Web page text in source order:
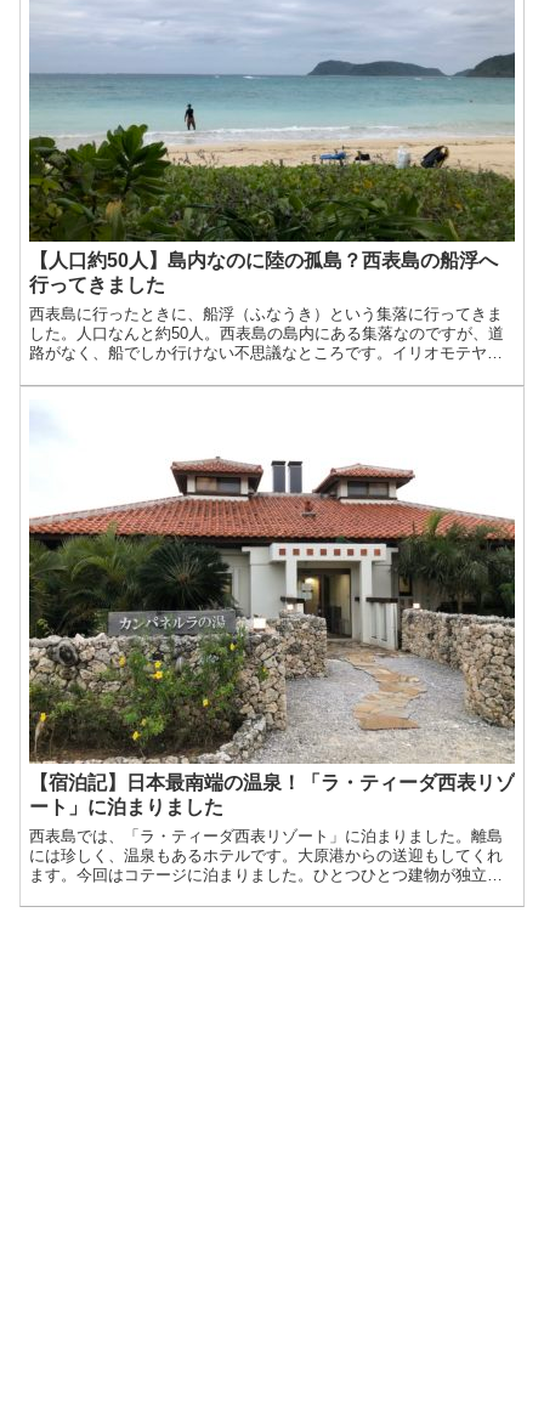
【人口約50人】島内なのに陸の孤島？西表島の船浮へ
行ってきました
西表島に行ったときに、船浮（ふなうき）という集落に行ってきま
した。人口なんと約50人。西表島の島内にある集落なのですが、道
路がなく、船でしか行けない不思議なところです。イリオモテヤマ
です。
【宿泊記】日本最南端の温泉！「ラ・ティーダ西表リゾ
ート」に泊まりました
西表島では、「ラ・ティーダ西表リゾート」に泊まりました。離島
には珍しく、温泉もあるホテルです。大原港からの送迎もしてくれ
ます。今回はコテージに泊まりました。ひとつひとつ建物が独立し